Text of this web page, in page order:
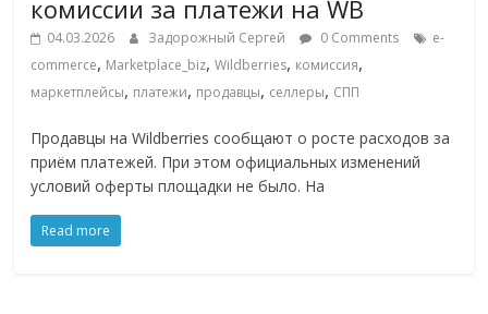
комиссии за платежи на WB
04.03.2026 Задорожный Сергей 0 Comments
e-
commerce, Marketplace_biz,Wildberries, комиссия,
маркетплейсы, платежи, продавцы, селлеры, СПП
Продавцы на Wildberries сообщают о росте расходов за
приём платежей. При этом официальных изменений
условий оферты площадки не было. На
Read more